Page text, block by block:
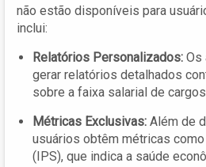
não estão disponíveis para
inclui:
Relatórios Personalizados: Os
gerar relatórios detalhados
sobre a faixa salarial de
Métricas Exclusivas: Além de
usuários obtêm métricas
(IPS), que indica a saúde